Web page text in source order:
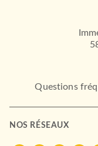
Questions
NOS RÉSEAUX